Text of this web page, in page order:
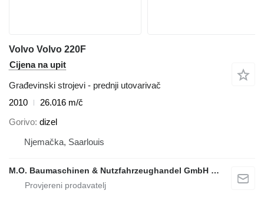
Volvo Volvo 220F
Cijena na upit
Građevinski strojevi - prednji utovarivač
2010
26.016 m/č
Gorivo dizel
Njemačka, Saarlouis
M.O. Baumaschinen & Nutzfahrzeughandel GmbH & CO.